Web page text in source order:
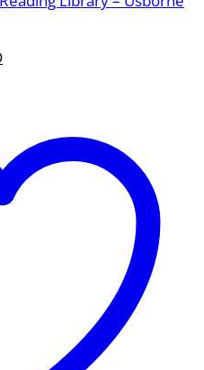
Giá
690.000VND.